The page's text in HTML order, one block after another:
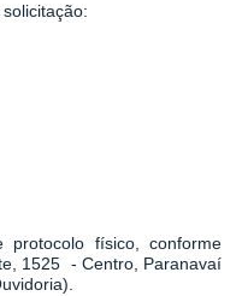
físico, conforme
1525 - Centro, Paranavaí